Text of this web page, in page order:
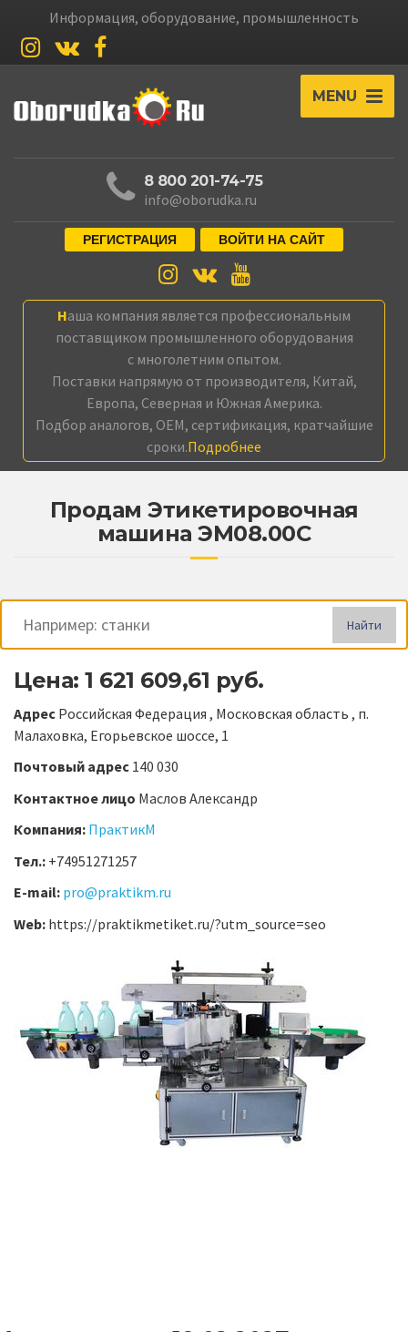
Информация, оборудование, промышленность
MENU
8 800 201-74-75
info@oborudka.ru
РЕГИСТРАЦИЯ ВОЙТИ НА САЙТ
Наша компания является профессиональным
поставщиком промышленного оборудования
с многолетним опытом.
Поставки напрямую от производителя, Китай,
Европа, Северная и Южная Америка.
Подбор аналогов, OEM, сертификация, кратчайшие
сроки.Подробнее
Продам Этикетировочная
машина ЭМ08.00C
Найти
Цена: 1 621 609,61 руб.
Адрес Российская Федерация , Московская область , п.
Малаховка, Егорьевское шоссе, 1
Почтовый адрес 140 030
Контактное лицо Маслов Александр
Компания: ПрактикМ
Тел.: +74951271257
E-mail: pro@praktikm.ru
Web: https://praktikmetiket.ru/?utm_source=seo